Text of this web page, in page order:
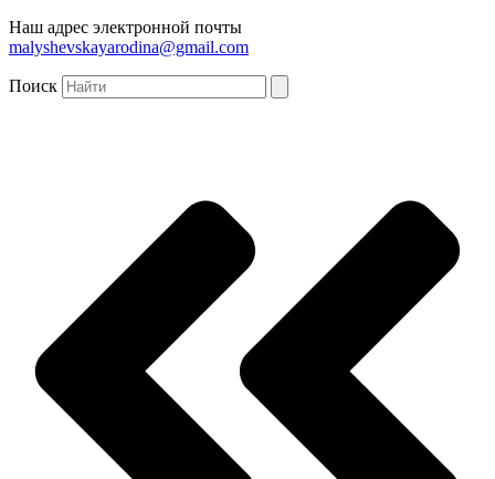
Наш адрес электронной почты
malyshevskayarodina@gmail.com
Поиск